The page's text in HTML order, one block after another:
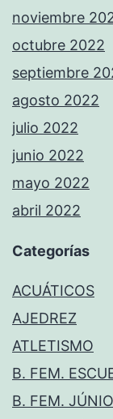
noviembre
octubre 2022
septiembre
agosto 2022
julio 2022
junio 2022
mayo 2022
abril 2022
Categorías
ACUÁTICOS
AJEDREZ
ATLETISMO
B. FEM.
B. FEM.